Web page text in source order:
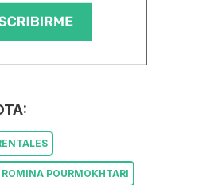
ROMINA POURMOKHTARI